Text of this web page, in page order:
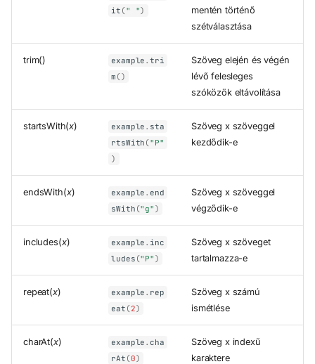
it (" ")
mentén történő
szétválasztása
trim() example .tri
m ()
Szöveg elején és végén
lévő felesleges
szóközök eltávolítása
startsWith(x) example . sta
rtsWith ("P"
)
Szöveg x szöveggel
kezdődik-e
endsWith(x) example . end
sWith ("g" )
Szöveg x szöveggel
végződik-e
includes(x) example . inc
ludes ("P" )
Szöveg x szöveget
tartalmazza-e
repeat(x) example . rep
eat (2)
Szöveg x számú
ismétlése
charAt(x) example . cha
rAt (0)
Szöveg x indexű
karaktere